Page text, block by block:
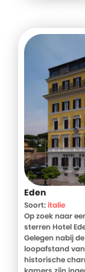
Eden
Soort:italie
Op zoek naar
sterren Hotel
Gelegen nabij
loopafstand
historische